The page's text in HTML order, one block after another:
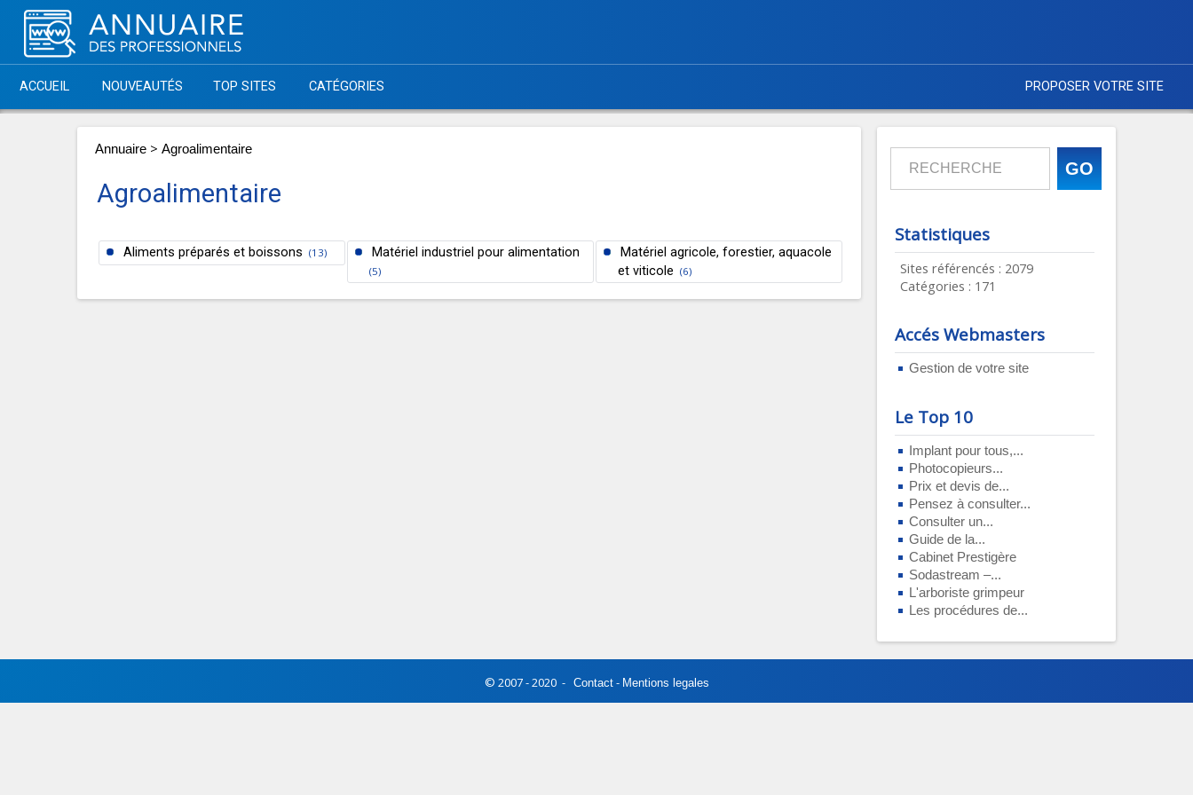
ACCUEIL NOUVEAUTÉS TOP SITES CATÉGORIES PROPOSER VOTRE SITE
Statistiques
Sites référencés : 2079
Catégories : 171
Accés Webmasters
Gestion de votre site
Le Top 10
Implant pour tous,...
Photocopieurs...
Prix et devis de...
Pensez à consulter...
Consulter un...
Guide de la...
Cabinet Prestigère
Sodastream –...
L'arboriste grimpeur
Les procédures de...
Annuaire > Agroalimentaire
Agroalimentaire
Aliments préparés et boissons (13) Matériel industriel pour alimentation
(5)
Matériel agricole, forestier, aquacole
et viticole (6)
© 2007 - 2020 - Contact- Mentions legales